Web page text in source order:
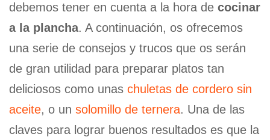
debemos tener en cuenta a la hora de cocinar
a la plancha. A continuación, os ofrecemos
una serie de consejos y trucos que os serán
de gran utilidad para preparar platos tan
deliciosos como unas chuletas de cordero sin
aceite, o un solomillo de ternera. Una de las
claves para lograr buenos resultados es que la